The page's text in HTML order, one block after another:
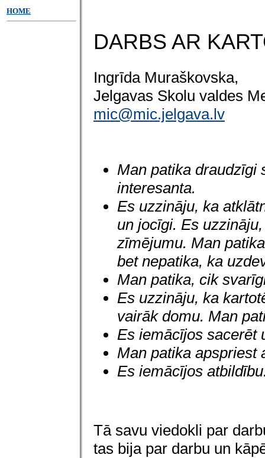
HOME
DARBS AR
Ingrīda Muraškovska,
Jelgavas Skolu valdes
mic@mic.jelgava.lv
Man patika draudzīgi
interesanta.
Es uzzināju, ka
un jocīgi. Es
zīmējumu. Man
bet nepatika, ka
Man patika, cik
Es uzzināju, ka
vairāk domu. Man
Es iemācījos sacerēt
Man patika apspriest
Es iemācījos
Tā savu viedokli par
tas bija par darbu un